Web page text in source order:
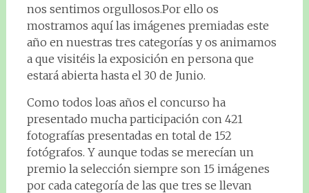
nos sentimos orgullosos.Por ello os
mostramos aquí las imágenes premiadas este
año en nuestras tres categorías y os animamos
a que visitéis la exposición en persona que
estará abierta hasta el 30 de Junio.
Como todos loas años el concurso ha
presentado mucha participación con 421
fotografías presentadas en total de 152
fotógrafos. Y aunque todas se merecían un
premio la selección siempre son 15 imágenes
por cada categoría de las que tres se llevan